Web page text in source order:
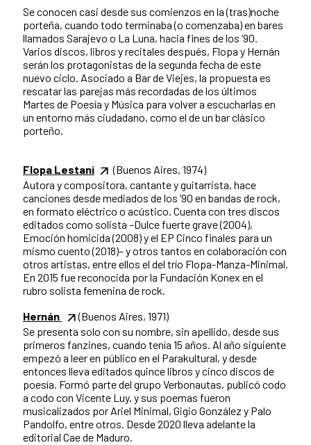
Se conocen casi desde sus comienzos en la (tras)noche
porteña, cuando todo terminaba (o comenzaba) en bares
llamados Sarajevo o La Luna, hacia fines de los ’90.
Varios discos, libros y recitales después, Flopa y Hernán
serán los protagonistas de la segunda fecha de este
nuevo ciclo. Asociado a Bar de Viejes, la propuesta es
rescatar las parejas más recordadas de los últimos
Martes de Poesía y Música para volver a escucharlas en
un entorno más ciudadano, como el de un bar clásico
porteño.
Flopa Lestani
(Buenos Aires, 1974)
Autora y compositora, cantante y guitarrista, hace
canciones desde mediados de los ’90 en bandas de rock,
en formato eléctrico o acústico. Cuenta con tres discos
editados como solista –Dulce fuerte grave (2004),
Emoción homicida (2008) y el EP Cinco finales para un
mismo cuento (2018)– y otros tantos en colaboración con
otros artistas, entre ellos el del trío Flopa-Manza-Minimal.
En 2015 fue reconocida por la Fundación Konex en el
rubro solista femenina de rock.
Hernán
(Buenos Aires, 1971)
Se presenta solo con su nombre, sin apellido, desde sus
primeros fanzines, cuando tenía 15 años. Al año siguiente
empezó a leer en público en el Parakultural, y desde
entonces lleva editados quince libros y cinco discos de
poesía. Formó parte del grupo Verbonautas, publicó codo
a codo con Vicente Luy, y sus poemas fueron
musicalizados por Ariel Minimal, Gigio González y Palo
Pandolfo, entre otros. Desde 2020 lleva adelante la
editorial Cae de Maduro.